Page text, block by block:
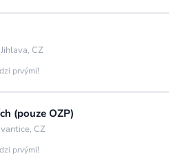
CZ
prvými!
(pouze OZP)
CZ
prvými!